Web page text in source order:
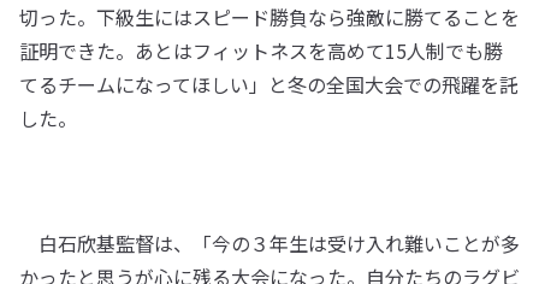
切った。下級生にはスピード勝負なら強敵に勝てることを
証明できた。あとはフィットネスを高めて15人制でも勝
てるチームになってほしい」と冬の全国大会での飛躍を託
した。
白石欣基監督は、「今の３年生は受け入れ難いことが多
かったと思うが心に残る大会になった。自分たちのラグビ